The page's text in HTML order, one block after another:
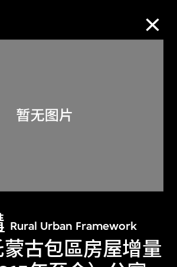
Rural Urban Framework
古包區房屋增量
的二十及二十一世纪视觉